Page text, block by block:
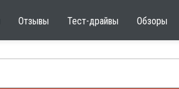
Отзывы Тест-драйвы Обзоры